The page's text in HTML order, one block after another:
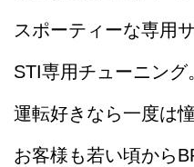
スポーティーな専用
STI専用チューニング
運転好きなら一度は
お客様も若い頃から